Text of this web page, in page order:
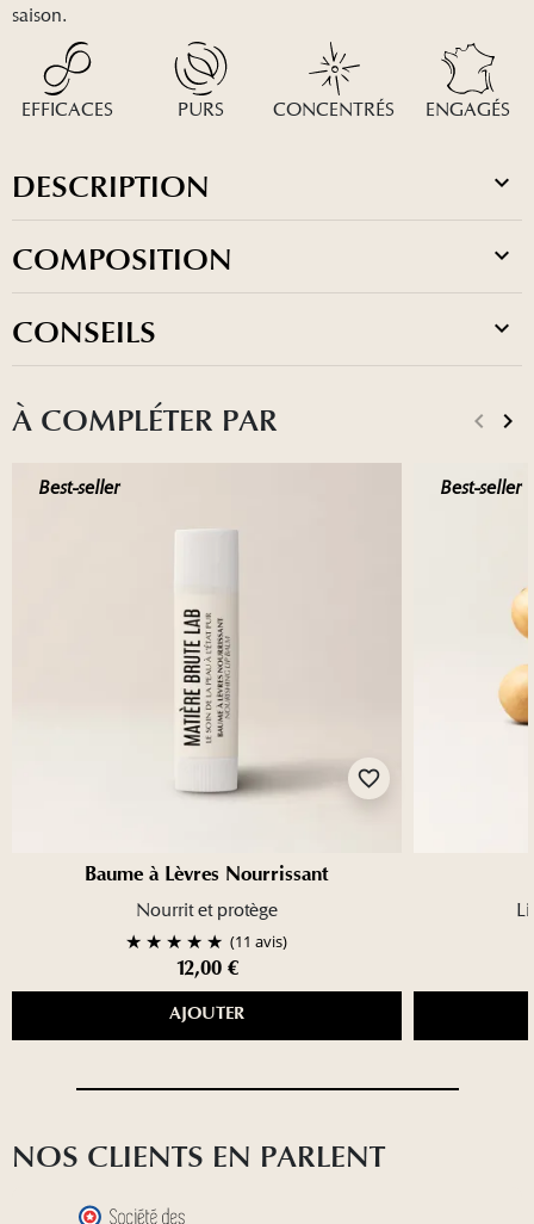
saison.
EFFICACES PURS CONCENTRÉS ENGAGÉS
DESCRIPTION
COMPOSITION
CONSEILS
À COMPLÉTER PAR keyboard_arrow_left keyboard_arrow_right
Best-seller
favorite_border
Baume à Lèvres Nourrissant
Nourrit et protège
(11 avis)
12,00 €
AJOUTER
Best-seller
NOS CLIENTS EN PARLENT